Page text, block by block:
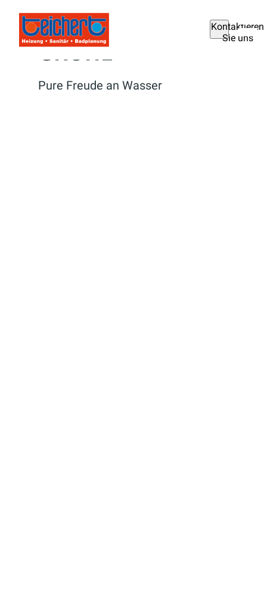
Kontaktieren
Sie uns
GROHE
Pure Freude an Wasser